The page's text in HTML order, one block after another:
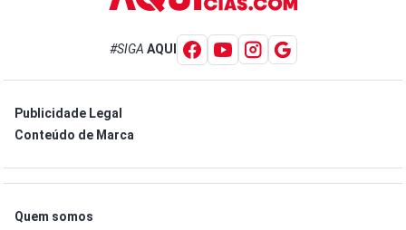
#SIGA AQUI
Publicidade Legal
Conteúdo de Marca
Quem somos